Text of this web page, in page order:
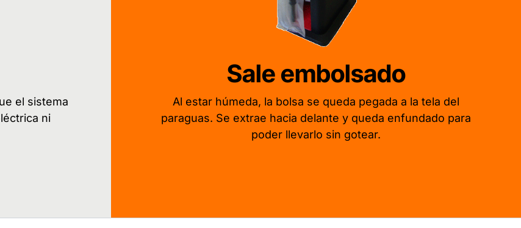
el sistema
ni
Sale embolsado
Al estar húmeda, la bolsa se queda pegada a la tela del
paraguas. Se extrae hacia delante y queda enfundado para
poder llevarlo sin gotear.